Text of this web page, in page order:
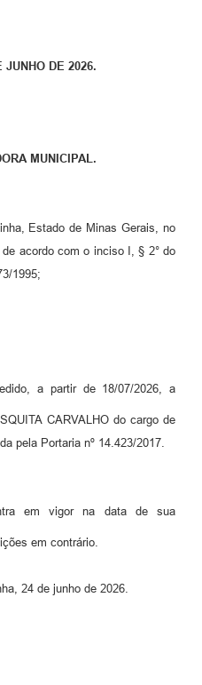
JUNHO DE 2026.
MUNICIPAL.
Estado de Minas Gerais, no
acordo com o inciso I, § 2° do
1995;
a partir de 18/07/2026, a
CARVALHO do cargo de
pela Portaria nº 14.423/2017.
em vigor na data de sua
em contrário.
24 de junho de 2026.